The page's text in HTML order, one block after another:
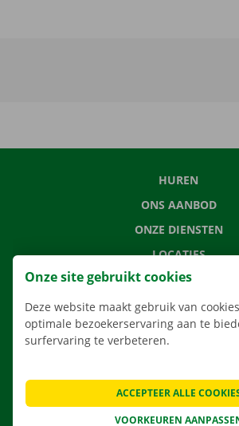
HUREN
ONS AANBOD
ONZE DIENSTEN
LOCATIES
APP
VERHUISOPLOSSINGEN
CONTACTEER ONS
VEELGESTELDE
Onze site gebruikt cookies
Deze website maakt gebruik van
optimale bezoekerservaring aan te
surfervaring te verbeteren.
VOORKEUREN
ACCEPTEER ALLE